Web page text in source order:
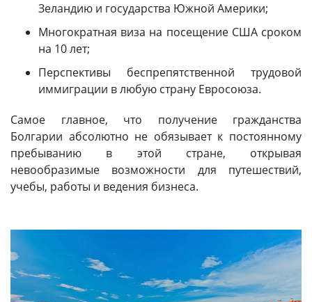
Зеландию и государства Южной Америки;
Многократная виза на посещение США сроком
на 10 лет;
Перспективы беспрепятственной трудовой
иммиграции в любую страну Евросоюза.
Самое главное, что получение гражданства
Болгарии абсолютно не обязывает к постоянному
пребыванию в этой стране, открывая
невообразимые возможности для путешествий,
учебы, работы и ведения бизнеса.